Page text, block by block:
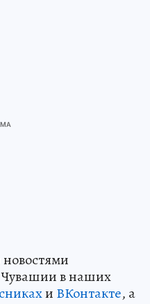
в наших
и ВКонтакте, а